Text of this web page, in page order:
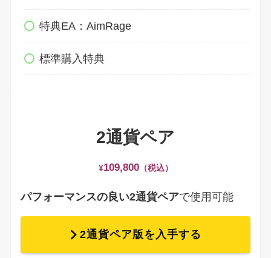
特典EA：AimRage
標準購入特典
2通貨ペア
¥109,800（税込）
パフォーマンスの良い2通貨ペアで使用可能
2通貨ペア版を入手する